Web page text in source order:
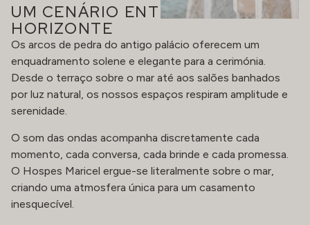
UM CENÁRIO ENTRE PEDRA E
HORIZONTE
Os arcos de pedra do antigo palácio oferecem um
enquadramento solene e elegante para a cerimónia.
Desde o terraço sobre o mar até aos salões banhados
por luz natural, os nossos espaços respiram amplitude e
serenidade.
O som das ondas acompanha discretamente cada
momento, cada conversa, cada brinde e cada promessa.
O Hospes Maricel ergue-se literalmente sobre o mar,
criando uma atmosfera única para um casamento
inesquecível.